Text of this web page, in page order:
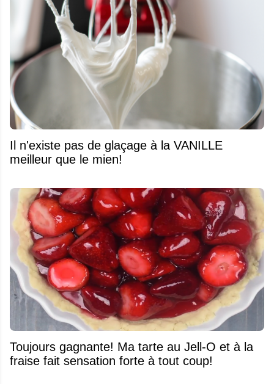
Il n'existe pas de glaçage à la VANILLE
meilleur que le mien!
Toujours gagnante! Ma tarte au Jell-O et à la
fraise fait sensation forte à tout coup!